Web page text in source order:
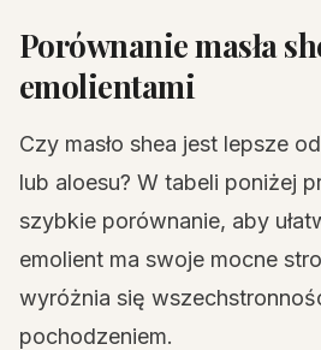
Porównanie masła
emolientami
Czy masło shea jest lepsze
lub aloesu? W tabeli poniżej
szybkie porównanie, aby
emolient ma swoje mocne
wyróżnia się
pochodzeniem.